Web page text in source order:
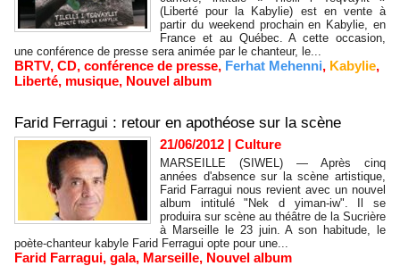
(Liberté pour la Kabylie) est en vente à
partir du weekend prochain en Kabylie, en
France et au Québec. A cette occasion,
une conférence de presse sera animée par le chanteur, le...
BRTV, CD, conférence de presse, Ferhat Mehenni, Kabylie,
Liberté, musique, Nouvel album
Farid Ferragui : retour en apothéose sur la scène
21/06/2012 | Culture
MARSEILLE (SIWEL) — Après cinq
années d'absence sur la scène artistique,
Farid Farragui nous revient avec un nouvel
album intitulé "Nek d yiman-iw". Il se
produira sur scène au théâtre de la Sucrière
à Marseille le 23 juin. A son habitude, le
poète-chanteur kabyle Farid Ferragui opte pour une...
Farid Farragui, gala, Marseille, Nouvel album